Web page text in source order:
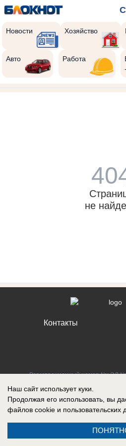
Новости Хозяйство
Авто Работа
не
Контакты
Регистрационный номер №: ЭЛ
технологий и массовых коммуникаций
г.
Наш сайт использует куки.
Продолжая его использовать, вы
файлов cookie и пользовательских